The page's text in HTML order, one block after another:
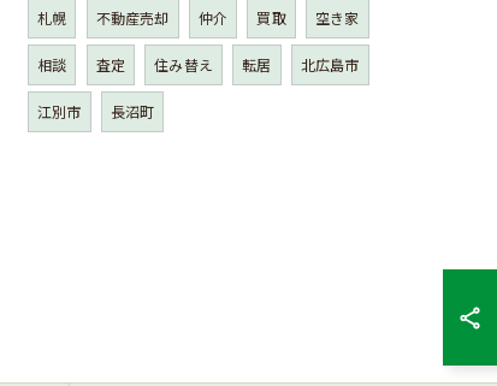
札幌 不動産売却 仲介 買取 空き家
相談 査定 住み替え 転居 北広島市
江別市 長沼町